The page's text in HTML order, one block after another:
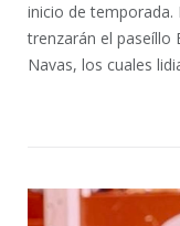
inicio de temporada.
trenzarán el paseíllo
Navas, los cuales